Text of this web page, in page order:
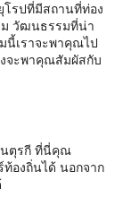
โรปที่มีสถานที่ท่อง
ม วัฒนธรรมที่น่า
นี้เราจะพาคุณไป
จะพาคุณสัมผัสกับ
นตุรกี ที่นี่คุณ
องถิ่นได้ นอกจาก